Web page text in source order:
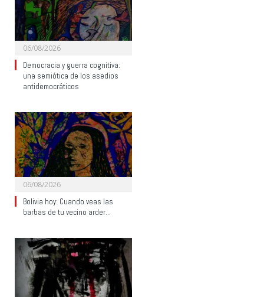
06/08/2026
Democracia y guerra cognitiva:
una semiótica de los asedios
antidemocráticos
06/08/2026
Bolivia hoy: Cuando veas las
barbas de tu vecino arder…